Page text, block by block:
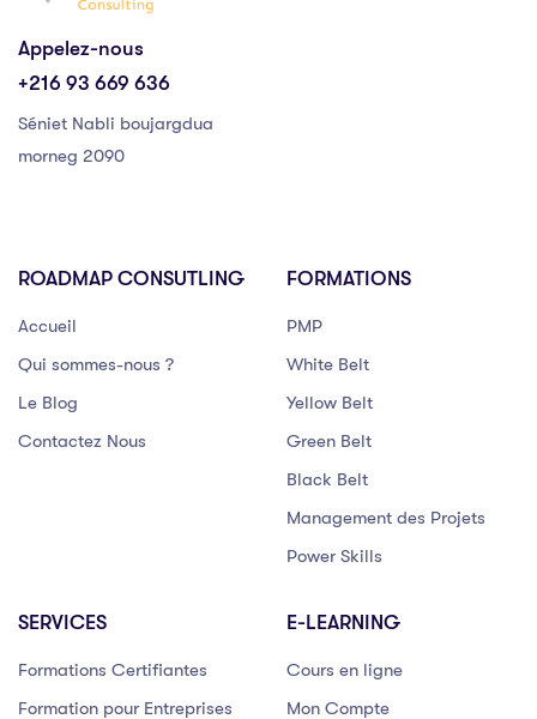
Appelez-nous
+216 93 669 636
Séniet Nabli boujargdua
morneg 2090
ROADMAP CONSUTLING
Accueil
Qui sommes-nous ?
Le Blog
Contactez Nous
FORMATIONS
PMP
White Belt
Yellow Belt
Green Belt
Black Belt
Management des Projets
Power Skills
SERVICES
Formations Certifiantes
Formation pour Entreprises
E-LEARNING
Cours en ligne
Mon Compte